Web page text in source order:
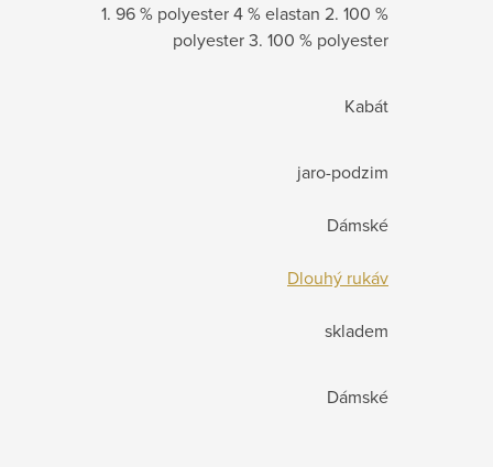
1. 96 % polyester 4 % elastan 2. 100 %
polyester 3. 100 % polyester
Kabát
jaro-podzim
Dámské
Dlouhý rukáv
skladem
Dámské